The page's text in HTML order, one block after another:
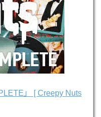
」 [ Creepy Nuts